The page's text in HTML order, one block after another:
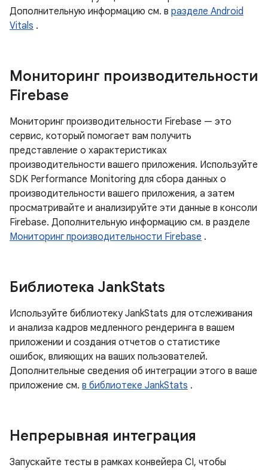
Дополнительную информацию см. в разделе Android
Vitals .
Мониторинг производительности
Firebase
Мониторинг производительности Firebase — это
сервис, который помогает вам получить
представление о характеристиках
производительности вашего приложения. Используйте
SDK Performance Monitoring для сбора данных о
производительности вашего приложения, а затем
просматривайте и анализируйте эти данные в консоли
Firebase. Дополнительную информацию см. в разделе
Мониторинг производительности Firebase .
Библиотека JankStats
Используйте библиотеку JankStats для отслеживания
и анализа кадров медленного рендеринга в вашем
приложении и создания отчетов о статистике
ошибок, влияющих на ваших пользователей.
Дополнительные сведения об интеграции этого в ваше
приложение см. в библиотеке JankStats .
Непрерывная интеграция
Запускайте тесты в рамках конвейера CI, чтобы